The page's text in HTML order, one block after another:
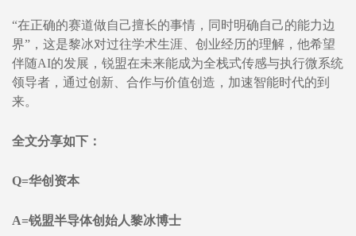
“在正确的赛道做自己擅长的事情，同时明确自己的能力边
界”，这是黎冰对过往学术生涯、创业经历的理解，他希望
伴随AI的发展，锐盟在未来能成为全栈式传感与执行微系统
领导者，通过创新、合作与价值创造，加速智能时代的到
来。
全文分享如下：
Q=华创资本
A=锐盟半导体创始人黎冰博士